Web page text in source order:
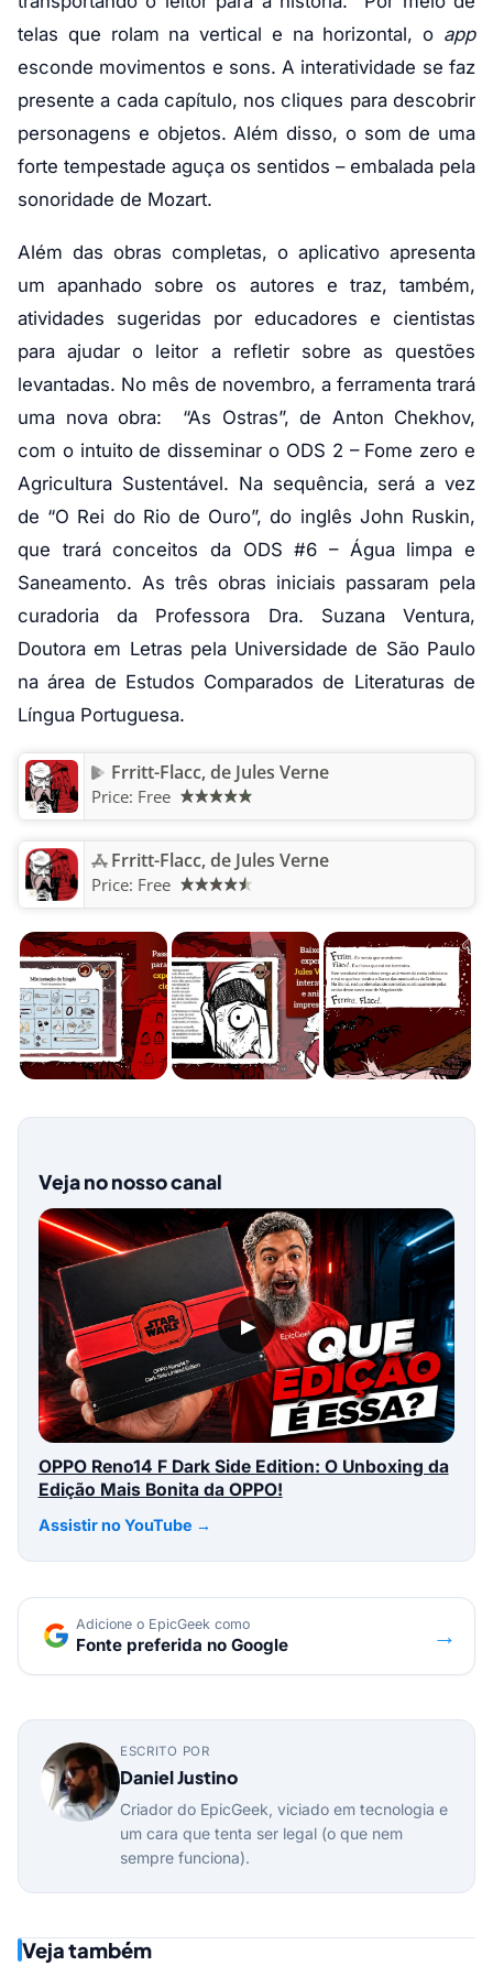
telas que rolam na vertical e na horizontal, o app
esconde movimentos e sons. A interatividade se faz
presente a cada capítulo, nos cliques para descobrir
personagens e objetos. Além disso, o som de uma
forte tempestade aguça os sentidos – embalada pela
sonoridade de Mozart.
Além das obras completas, o aplicativo apresenta
um apanhado sobre os autores e traz, também,
atividades sugeridas por educadores e cientistas
para ajudar o leitor a refletir sobre as questões
levantadas. No mês de novembro, a ferramenta trará
uma nova obra: “As Ostras”, de Anton Chekhov,
com o intuito de disseminar o ODS 2 – Fome zero e
Agricultura Sustentável. Na sequência, será a vez
de “O Rei do Rio de Ouro”, do inglês John Ruskin,
que trará conceitos da ODS #6 – Água limpa e
Saneamento. As três obras iniciais passaram pela
curadoria da Professora Dra. Suzana Ventura,
Doutora em Letras pela Universidade de São Paulo
na área de Estudos Comparados de Literaturas de
Língua Portuguesa.
Frritt-Flacc, de Jules Verne
Price: Free
Frritt-Flacc, de Jules Verne
Price: Free
Veja no nosso canal
▶
OPPO Reno14 F Dark Side Edition: O Unboxing da
Edição Mais Bonita da OPPO!
Assistir no YouTube →
Adicione o EpicGeek como
Fonte preferida no Google →
ESCRITO POR
Daniel Justino
Criador do EpicGeek, viciado em tecnologia e
um cara que tenta ser legal (o que nem
sempre funciona).
Veja também